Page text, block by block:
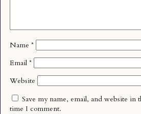
Name *
Email *
Website
Save my name, email, and website in
time I comment.